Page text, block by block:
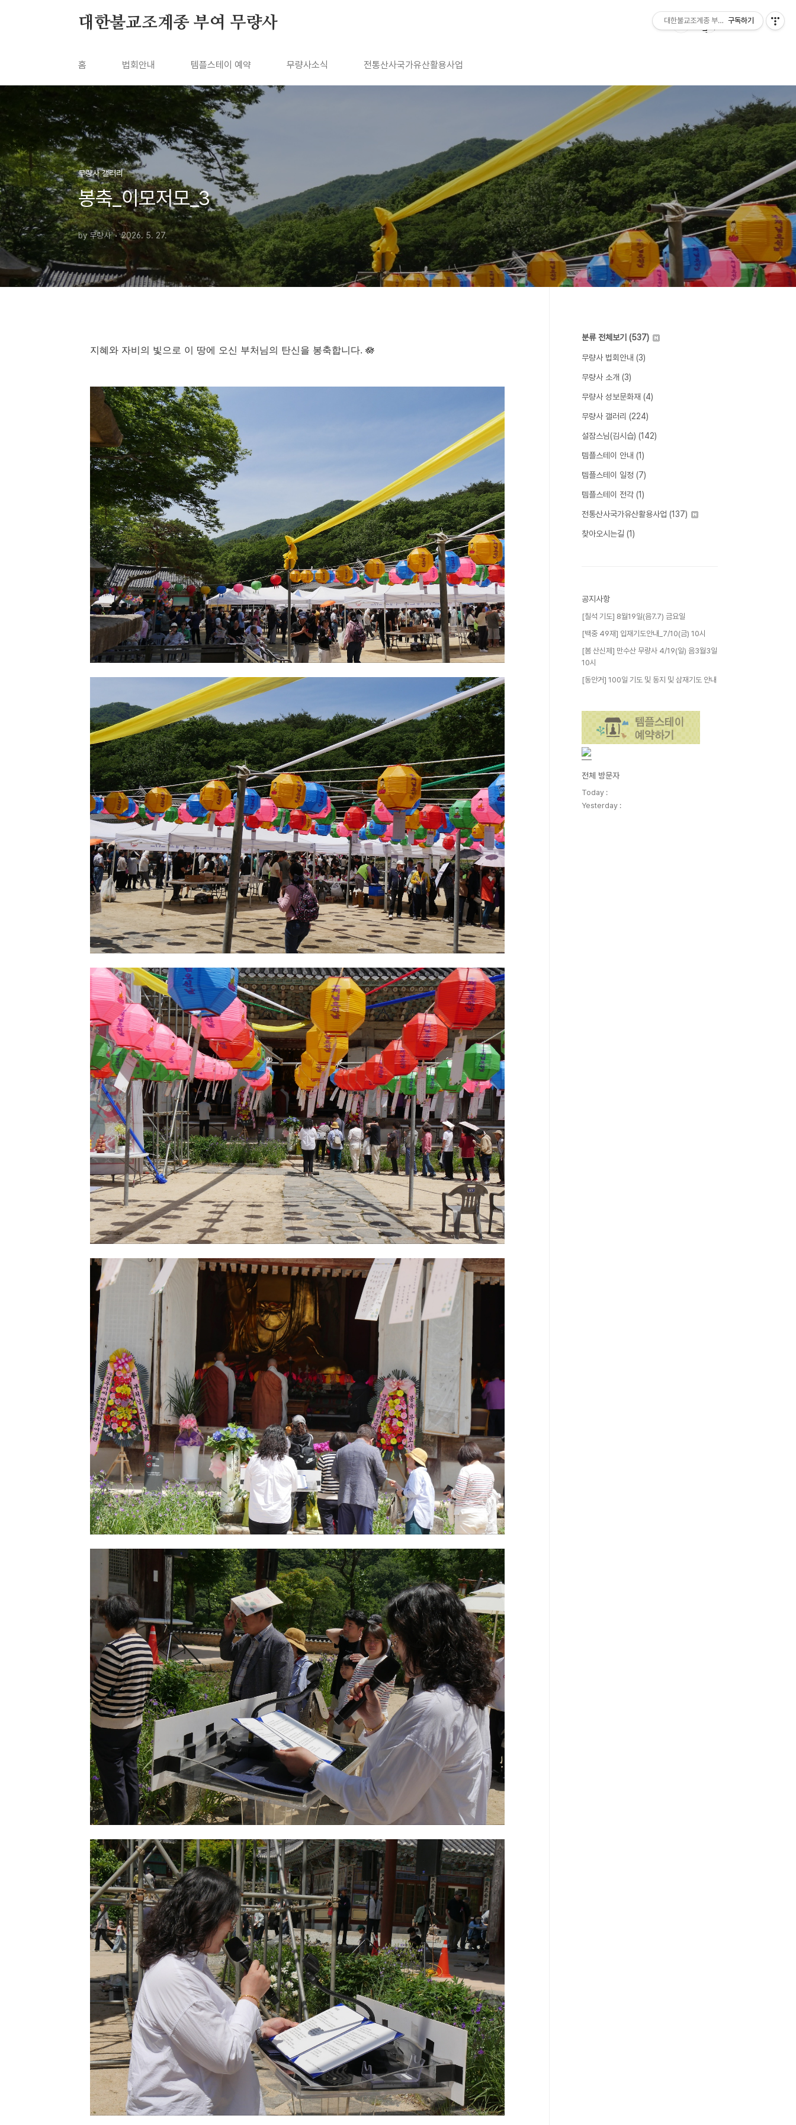
대한불교조계종 부여 무량사
홈 법회안내 템플스테이 예약 무량사소식 전통산사국가유산활용사업
무량사 갤러리
봉축_이모저모_3
by 무량사 2026. 5. 27.
지혜와 자비의 빛으로 이 땅에 오신 부처님의 탄신을 봉축합니다. 🪷
분류 전체보기 (537)
무량사 법회안내 (3)
무량사 소개 (3)
무량사 성보문화재 (4)
무량사 갤러리 (224)
설잠스님(김시습) (142)
템플스테이 안내 (1)
템플스테이 일정 (7)
템플스테이 전각 (1)
전통산사국가유산활용사업 (137)
찾아오시는길 (1)
공지사항
[칠석 기도] 8월19일(음7.7) 금요일
[백중 49재] 입재기도안내_7/10(금) 10시
[봄 산신제] 만수산 무량사 4/19(일) 음3월3일
10시
[동안거] 100일 기도 및 동지 및 삼재기도 안내
전체 방문자
Today :
Yesterday :
대한불교조계종 부여 무량사
구독하기